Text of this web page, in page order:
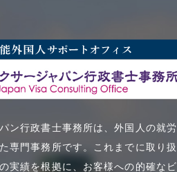
ン行政書士事務所は、外国人の就労
専門事務所です。これまでに取り扱
実績を根拠に、お客様への的確なビ